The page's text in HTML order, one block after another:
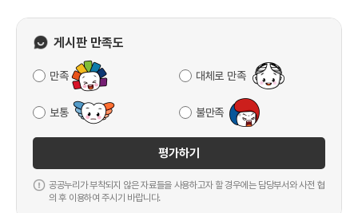
게시판 만족도
만족 대체로 만족
보통 불만족
평가하기
공공누리가 부착되지 않은 자료들을 사용하고자 할 경우에는 담당부서와 사전 협
의 후 이용하여 주시기 바랍니다.